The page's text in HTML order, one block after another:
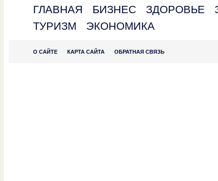
ГЛАВНАЯ БИЗНЕС ЗДОРОВЬЕ
ТУРИЗМ
ЭКОНОМИКА
О САЙТЕ КАРТА САЙТА ОБРАТНАЯ СВЯЗЬ